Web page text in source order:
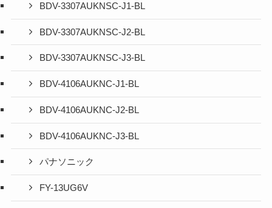
BDV-3307AUKNSC-J1-BL
BDV-3307AUKNSC-J2-BL
BDV-3307AUKNSC-J3-BL
BDV-4106AUKNC-J1-BL
BDV-4106AUKNC-J2-BL
BDV-4106AUKNC-J3-BL
パナソニック
FY-13UG6V